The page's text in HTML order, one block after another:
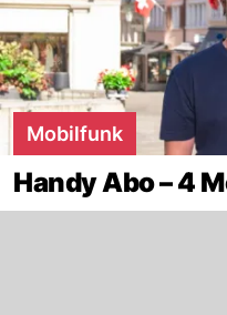
Mobilfunk
Handy Abo – 4